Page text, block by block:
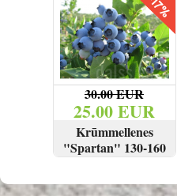
30.00 EUR
25.00 EUR
Krūmmellenes
"Spartan" 130-160
cm